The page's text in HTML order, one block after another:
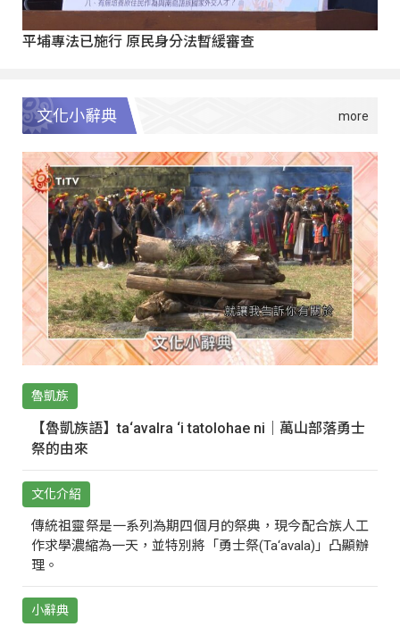
平埔專法已施行 原民身分法暫緩審查
文化小辭典
魯凱族
【魯凱族語】ta‘avalra ‘i tatolohae ni｜萬山部落勇士
祭的由來
文化介紹
傳統祖靈祭是一系列為期四個月的祭典，現今配合族人工
作求學濃縮為一天，並特別將「勇士祭(Ta‘avala)」凸顯辦
理。
小辭典